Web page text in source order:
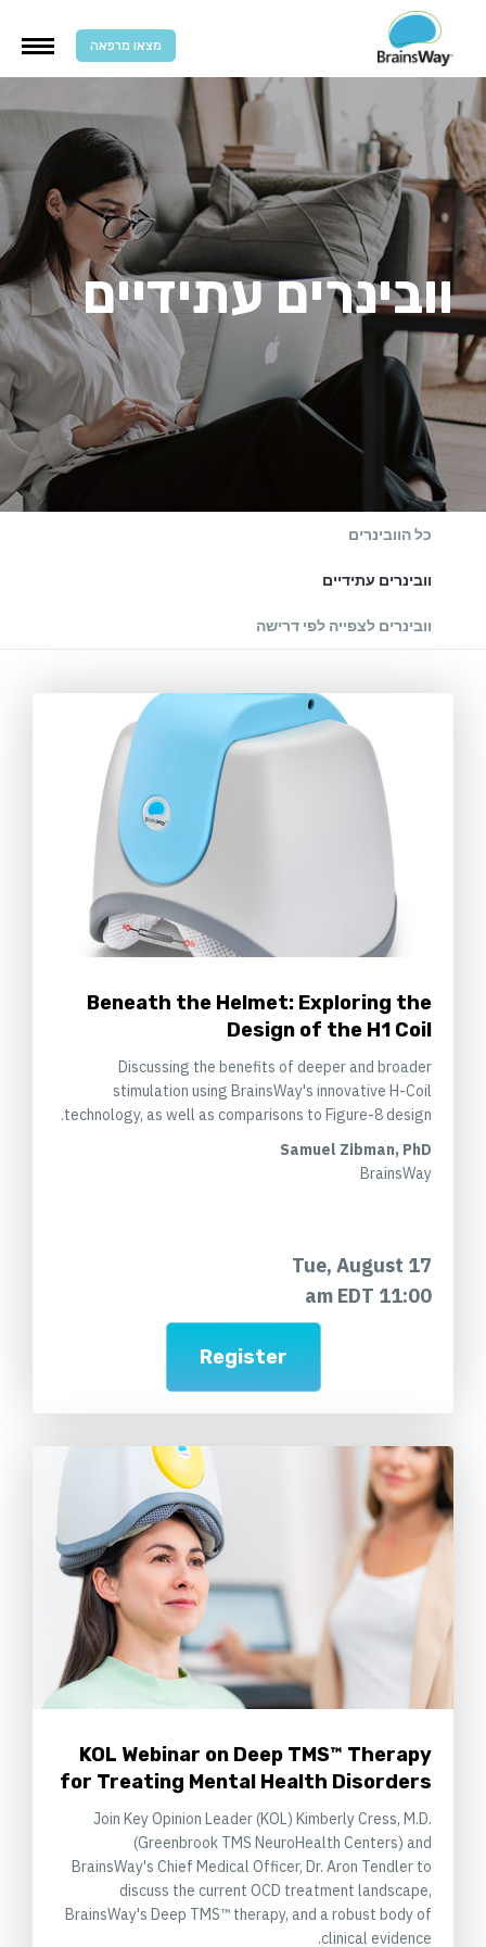
מצאו מרפאה
וובינרים עתידיים
כל הוובינרים
וובינרים עתידיים
וובינרים לצפייה לפי דרישה
Beneath the Helmet: Exploring the
Design of the H1 Coil
Discussing the benefits of deeper and broader
stimulation using BrainsWay's innovative H-Coil
technology, as well as comparisons to Figure-8 design.
Samuel Zibman, PhD
BrainsWay
Tue, August 17
11:00 am EDT
Register
KOL Webinar on Deep TMS™ Therapy
for Treating Mental Health Disorders
Join Key Opinion Leader (KOL) Kimberly Cress, M.D.
(Greenbrook TMS NeuroHealth Centers) and
BrainsWay's Chief Medical Officer, Dr. Aron Tendler to
discuss the current OCD treatment landscape,
BrainsWay's Deep TMS™ therapy, and a robust body of
clinical evidence.